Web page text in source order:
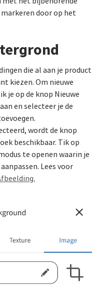
door op het
die al aan je product
kiezen. Om nieuwe
je op de knop Nieuwe
en selecteer je de
wordt de knop
beschikbaar. Tik op
te openen waarin je
Lees voor